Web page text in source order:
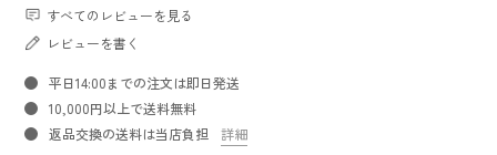
すべてのレビューを見る
レビューを書く
平日14:00までの注文は即日発送
10,000円以上で送料無料
返品交換の送料は当店負担
詳細